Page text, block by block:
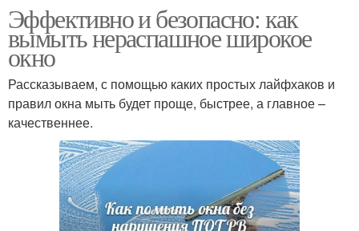
Эффективно и безопасно: как
вымыть нераспашное широкое
окно
Рассказываем, с помощью каких простых лайфхаков и
правил окна мыть будет проще, быстрее, а главное –
качественнее.